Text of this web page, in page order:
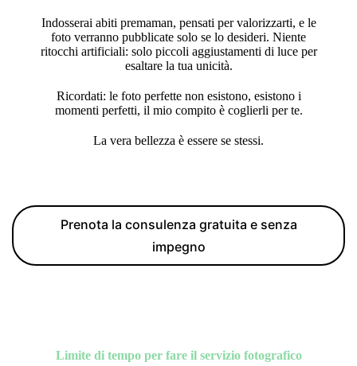
Indosserai abiti premaman, pensati per valorizzarti, e le
foto verranno pubblicate solo se lo desideri. Niente
ritocchi artificiali: solo piccoli aggiustamenti di luce per
esaltare la tua unicità.
Ricordati: le foto perfette non esistono, esistono i
momenti perfetti, il mio compito è coglierli per te.
La vera bellezza è essere se stessi.
Prenota la consulenza gratuita e senza
impegno
Limite di tempo per fare il servizio fotografico